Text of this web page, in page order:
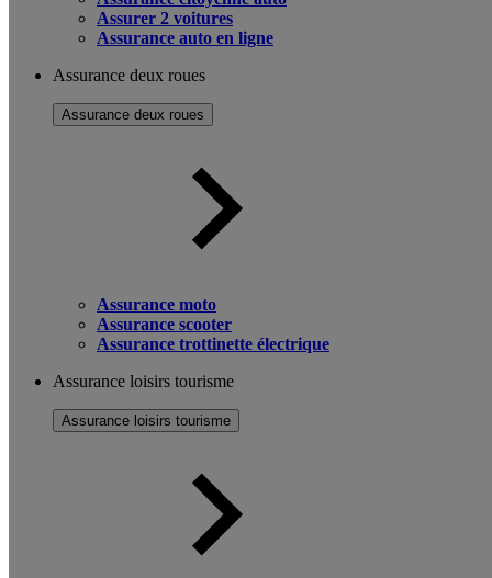
Assurer 2 voitures
Assurance auto en ligne
Assurance deux roues
Assurance deux roues
Assurance moto
Assurance scooter
Assurance trottinette électrique
Assurance loisirs tourisme
Assurance loisirs tourisme